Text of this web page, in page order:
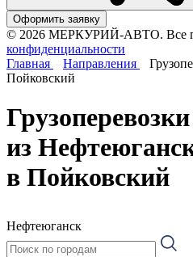
Оформить заявку
© 2026 МЕРКУРИЙ-АВТО. Все
конфиденциальности
Главная
Направления
Пойковский
Грузоперевозки
из
в Пойковский
Нефтеюганск